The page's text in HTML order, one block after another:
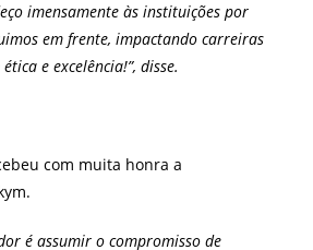
imensamente às instituições por
em frente, impactando carreiras
e excelência!”, disse.
com muita honra a
é assumir o compromisso de